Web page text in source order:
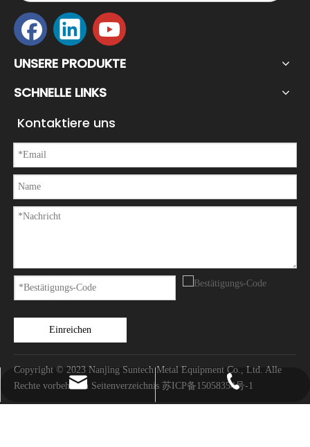
UNSERE PRODUKTE
SCHNELLE LINKS
Kontaktiere uns
Einreichen
Copyright © 2023 Nanjing Suntech Metal Equipment Co., Ltd. Alle
Rechte vorbehalten Seitenverzeichnis 苏ICP备15058354号-1
sales@suntech-metal.com
+86-25-52164810